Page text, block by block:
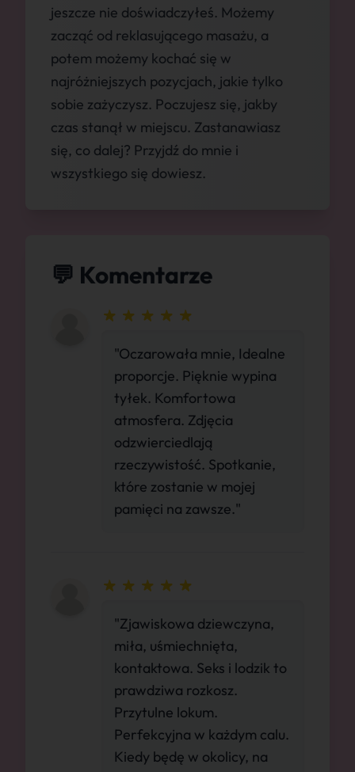
jeszcze nie doświadczyłeś. Możemy
zacząć od reklasującego masażu, a
potem możemy kochać się w
najróżniejszych pozycjach, jakie tylko
sobie zażyczysz. Poczujesz się, jakby
czas stanął w miejscu. Zastanawiasz
się, co dalej? Przyjdź do mnie i
wszystkiego się dowiesz.
💬 Komentarze
"Oczarowała mnie, Idealne
proporcje. Pięknie wypina
tyłek. Komfortowa
atmosfera. Zdjęcia
odzwierciedlają
rzeczywistość. Spotkanie,
które zostanie w mojej
pamięci na zawsze."
"Zjawiskowa dziewczyna,
miła, uśmiechnięta,
kontaktowa. Seks i lodzik to
prawdziwa rozkosz.
Przytulne lokum.
Perfekcyjna w każdym calu.
Kiedy będę w okolicy, na